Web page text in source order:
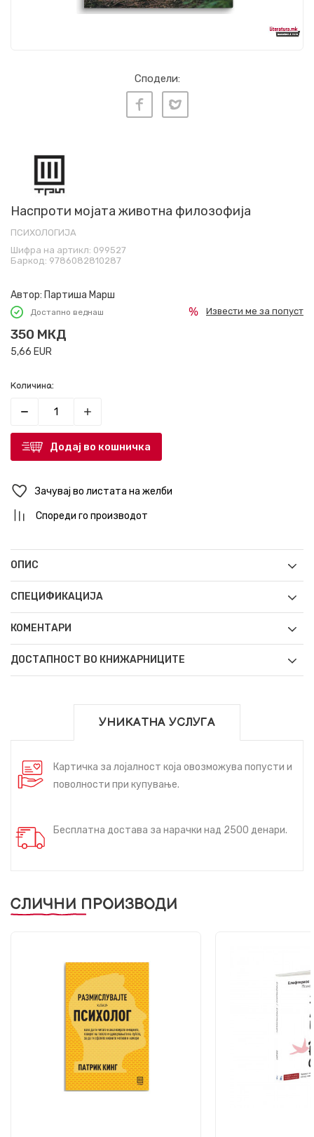
Сподели:
Наспроти мојата животна филозофија
ПСИХОЛОГИЈА
Шифра на артикл: 099527
Баркод: 9786082810287
Автор: Партиша Марш
Достапно веднаш
350 МКД
5,66 EUR
Извести ме за попуст
Количина:
Додај во кошничка
Зачувај во листата на желби
Спореди го производот
ОПИС
СПЕЦИФИКАЦИЈА
КОМЕНТАРИ
ДОСТАПНОСТ ВО КНИЖАРНИЦИТЕ
УНИКАТНА УСЛУГА
Картичка за лојалност која овозможува попусти и
поволности при купување.
Бесплатна достава за нарачки над 2500 денари.
СЛИЧНИ ПРОИЗВОДИ